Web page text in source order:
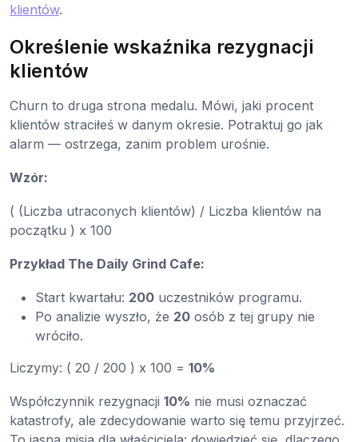
klientów.
Określenie wskaźnika rezygnacji
klientów
Churn to druga strona medalu. Mówi, jaki procent
klientów straciłeś w danym okresie. Potraktuj go jak
alarm — ostrzega, zanim problem urośnie.
Wzór:
( (Liczba utraconych klientów) / Liczba klientów na
początku ) x 100
Przykład The Daily Grind Cafe:
Start kwartału: 200 uczestników programu.
Po analizie wyszło, że 20 osób z tej grupy nie
wróciło.
Liczymy: ( 20 / 200 ) x 100 = 10%
Współczynnik rezygnacji 10% nie musi oznaczać
katastrofy, ale zdecydowanie warto się temu przyjrzeć.